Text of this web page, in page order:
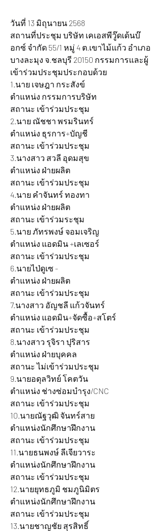
วันที่ 13 มิถุนายน 2568
สถานที่ประชุม บริษัท เคเอสพีวู๊ดเด้นบ๊
อกซ์ จำกัด 55/1 หมู่ 4 ต.เขาไม้แก้ว อำเภอ
บางละมุง จ.ชลบุรี 20150 กรรมการและผู้
เข้าร่วมประชุมประกอบด้วย
1.นาย เจษฎา กระสังข์
ตำแหน่ง กรรมการบริษัท
สถานะ เข้าร่วมประชุม
2.นาย ณัชชา พรมรินทร์
ตำแหน่ง ธุรการ+บัญชี
สถานะ เข้าร่วมประชุม
3.นางสาว สวลี อุดมสุข
ตำแหน่ง ฝ่ายผลิต
สถานะ เข้าร่วมประชุม
4.นาย คำจันทร์ ทองทา
ตำแหน่ง ฝ่ายผลิต
สถานะ เข้าร่วมระชุม
5.นาย ภัทรพงษ์ จอมเจริญ
ตำแหน่ง แอดมิน +เลเซอร์
สถานะ เข้าร่วมประชุม
6.นายไป่ดูเซ -
ตำแหน่ง ฝ่ายผลิต
สถานะ เข้าร่วมประชุม
7.นางสาว อัญชลี แก้วจันทร์
ตำแหน่ง แอดมิน+จัดซื้อ+สโตร์
สถานะ เข้าร่วมประชุม
8.นางสาว รุจิรา ปุริสาร
ตำแหน่ง ฝ่ายบุคคล
สถานะ ไม่เข้าร่วมประชุม
9.นายอดุลวิทย์ โคตวัน
ตำแหน่ง ช่างซ่อมบำรุง/CNC
สถานะ เข้าร่วมประชุม
10.นายณัฐวุฒิ จันทร์สาย
ตำแหน่งนักศึกษาฝึกงาน
สถานะ เข้าร่วมประชุม
11.นายธนพงษ์ ลีเจียวาระ
ตำแหน่งนักศึกษาฝึกงาน
สถานะ เข้าร่วมประชุม
12.นายยุทธภูมิ ชมภูนิมิตร
ตำแหน่งนักศึกษาฝึกงาน
สถานะ เข้าร่วมประชุม
13.นายชาญชัย สุรสิทธิ์